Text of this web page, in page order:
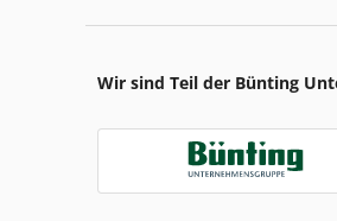
Wir sind Teil der Bünting